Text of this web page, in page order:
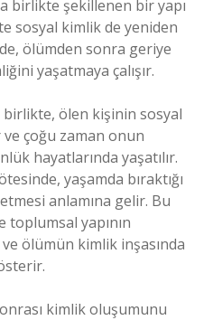
birlikte şekillenen bir yapı
sosyal kimlik de yeniden
ölümden sonra geriye
yaşatmaya çalışır.
ölen kişinin sosyal
çoğu zaman onun
hayatlarında yaşatılır.
yaşamda bıraktığı
anlamına gelir. Bu
yapının
ölümün kimlik inşasında
kimlik oluşumunu